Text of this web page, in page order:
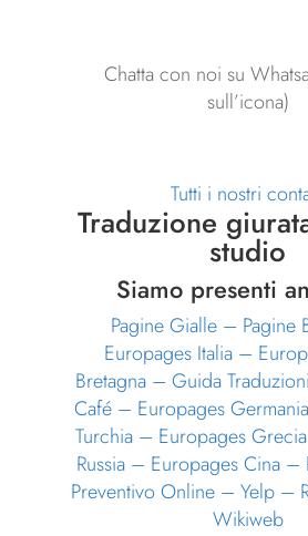
Chatta con noi su
sull’icona)
Tutti i nostri
Traduzione
studio
Siamo presenti
Pagine Gialle– Pagine
Europages Italia–
Bretagna –Guida Traduzioni
Café– Europages Germania
Turchia – Europages Grecia
Russia – Europages Cina –
Preventivo Online –Yelp –
Wikiweb